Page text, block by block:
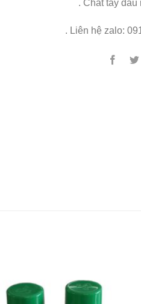
. Chất tẩy
. Liên hệ zalo: